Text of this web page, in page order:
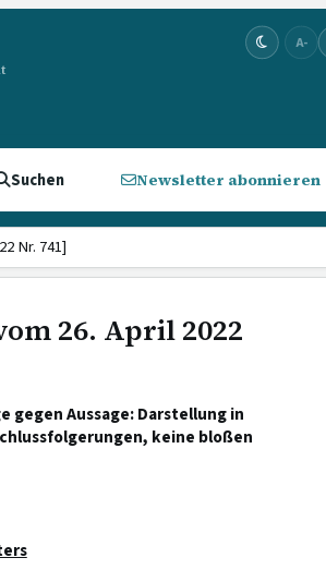
A-
Suchen Newsletter abonnieren
Nr. 741]
26. April 2022
Aussage: Darstellung in
keine bloßen